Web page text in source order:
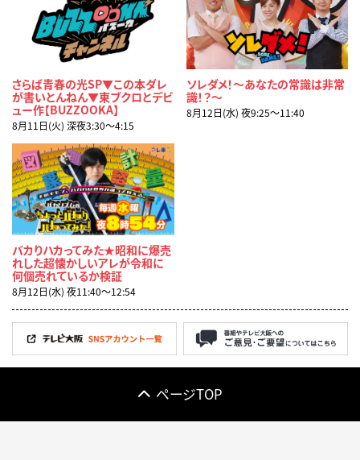
さらば青春の光SP▼この本ダレ
が書いとんねん▼東ブクロとデビ
ュー作【BUZZOOKA】
8月11日(火) 深夜3:30〜4:15
ソレダメ！～あなたの常識は非常
識！？～
8月12日(水) 夜9:25〜11:40
バカりハカってみた★昭和に爆売
れした超懐かしいアレが令和に
何個売れているか検証
8月12日(水) 夜11:40〜12:54
ページTOP